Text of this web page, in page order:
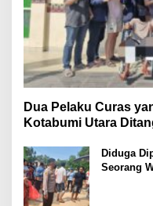
Dua Pelaku Curas
Kotabumi Utara
Diduga
Seorang